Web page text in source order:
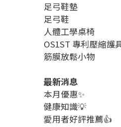
足弓鞋墊
足弓鞋
人體工學桌椅
OS1ST 專利壓縮護
筋膜放鬆小物
最新消息
本月優惠✨
健康知識💡
愛用者好評推薦👍